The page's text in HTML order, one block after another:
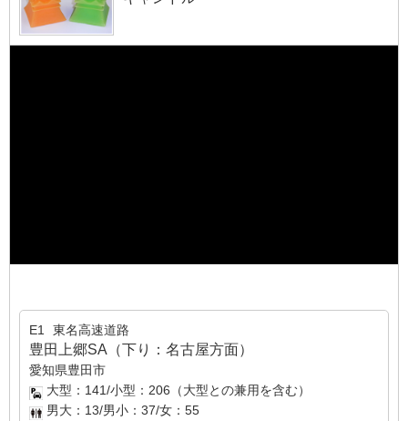
E1 東名高速道路
豊田上郷SA（下り：名古屋方面）
愛知県豊田市
大型：141/小型：206（大型との兼用を含む）
男大：13/男小：37/女：55